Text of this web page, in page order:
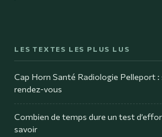
LES TEXTES LES PLUS LUS
Cap Horn Santé Radiologie Pelleport
rendez-vous
Combien de temps dure un test
savoir